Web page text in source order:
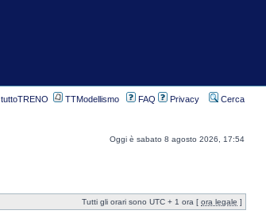
tuttoTRENO TTModellismo FAQ Privacy Cerca
Oggi è sabato 8 agosto 2026, 17:54
Tutti gli orari sono UTC + 1 ora [ ora legale ]